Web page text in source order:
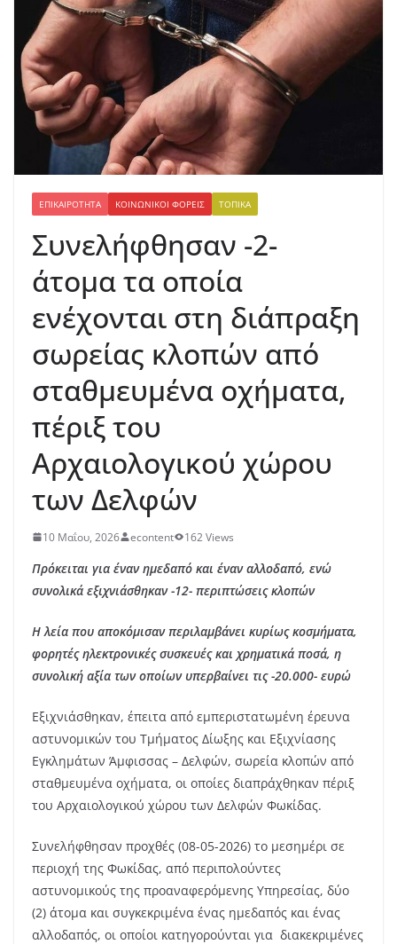
ΕΠΙΚΑΙΡΌΤΗΤΑ ΚΟΙΝΩΝΙΚΟΊ ΦΟΡΕΊΣ ΤΟΠΙΚΆ
Συνελήφθησαν -2-
άτομα τα οποία
ενέχονται στη διάπραξη
σωρείας κλοπών από
σταθμευμένα οχήματα,
πέριξ του
Αρχαιολογικού χώρου
των Δελφών
10 Μαΐου, 2026 econtent 162 Views
Πρόκειται για έναν ημεδαπό και έναν αλλοδαπό, ενώ
συνολικά εξιχνιάσθηκαν -12- περιπτώσεις κλοπών
Η λεία που αποκόμισαν περιλαμβάνει κυρίως κοσμήματα,
φορητές ηλεκτρονικές συσκευές και χρηματικά ποσά, η
συνολική αξία των οποίων υπερβαίνει τις -20.000- ευρώ
Εξιχνιάσθηκαν, έπειτα από εμπεριστατωμένη έρευνα
αστυνομικών του Τμήματος Δίωξης και Εξιχνίασης
Εγκλημάτων Άμφισσας – Δελφών, σωρεία κλοπών από
σταθμευμένα οχήματα, οι οποίες διαπράχθηκαν πέριξ
του Αρχαιολογικού χώρου των Δελφών Φωκίδας.
Συνελήφθησαν προχθές (08-05-2026) το μεσημέρι σε
περιοχή της Φωκίδας, από περιπολούντες
αστυνομικούς της προαναφερόμενης Υπηρεσίας, δύο
(2) άτομα και συγκεκριμένα ένας ημεδαπός και ένας
αλλοδαπός, οι οποίοι κατηγορούνται για διακεκριμένες